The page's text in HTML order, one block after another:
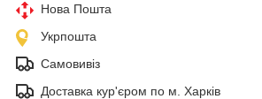
Нова Пошта
Укрпошта
Самовивіз
Доставка кур'єром по м. Харків